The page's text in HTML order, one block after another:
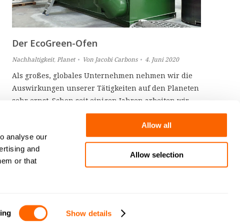
analyse our
and
or that
Show details
Allow all
Allow selection
Der EcoGreen-Ofen
Nachhaltigkeit,Planet Von Jacobi Carbons 4. Juni 2020
Als großes, globales Unternehmen nehmen wir die
Auswirkungen unserer Tätigkeiten auf den Planeten
sehr ernst. Schon seit einigen Jahren arbeiten wir
hinter den Kulissen an unseren
Nachhaltigkeitszielen. Um die Auswirkungen
unserer Tätigkeiten auf die Umwelt zu verringern
(schließlich haben wir nur einen Planeten und eine
Chance, ihn zu schützen!), haben wir hart an der